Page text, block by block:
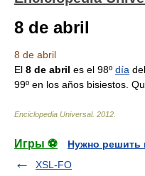
8 de abril
8 de abril
El 8 de abril es el 98º día del
99º en los años bisiestos.
Enciclopedia Universal. 2012
Игры ⚽
Нужно решить
XSL-FO